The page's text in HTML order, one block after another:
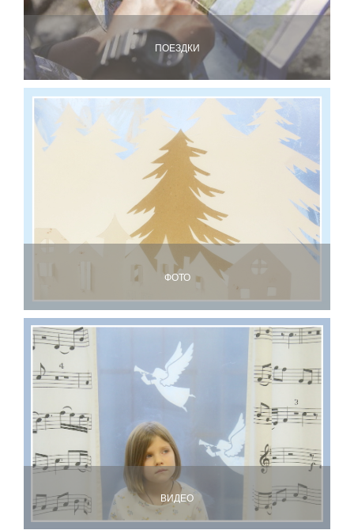
ПОЕЗДКИ
ФОТО
ВИДЕО